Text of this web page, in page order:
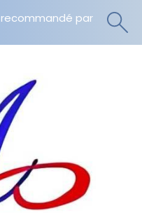
recommandé par